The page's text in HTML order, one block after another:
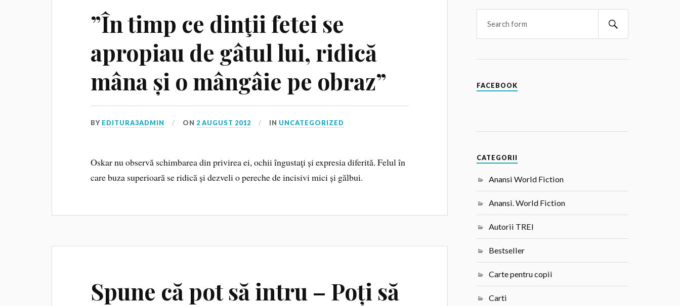
”În timp ce dinţii fetei se
apropiau de gâtul lui, ridică
mâna și o mângâie pe obraz”
BY EDITURA3ADMIN ON 2 AUGUST 2012 IN UNCATEGORIZED
Oskar nu observă schimbarea din privirea ei, ochii îngustaţi și expresia diferită. Felul în
care buza superioară se ridică și dezveli o pereche de incisivi mici și gălbui.
Spune că pot să intru – Poți să
FACEBOOK
CATEGORII
Anansi World Fiction
Anansi. World Fiction
Autorii TREI
Bestseller
Carte pentru copii
Carti